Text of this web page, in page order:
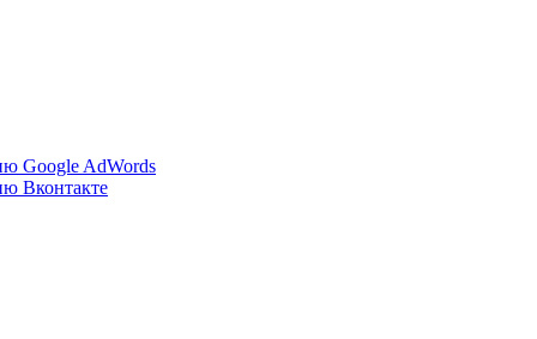
Google AdWords
Вконтакте